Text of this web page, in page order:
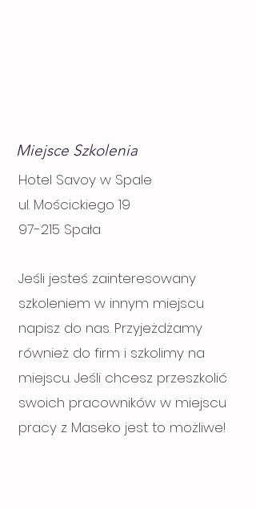
Miejsce Szkolenia
Hotel Savoy w Spale
ul. Mościckiego 19
97-215 Spała
Jeśli jesteś zainteresowany
szkoleniem w innym miejscu
napisz do nas. Przyjeżdżamy
również do firm i szkolimy na
miejscu. Jeśli chcesz przeszkolić
swoich pracowników w miejscu
pracy z Maseko jest to możliwe!